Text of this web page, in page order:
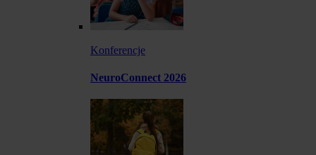
Konferencje
NeuroConnect 2026